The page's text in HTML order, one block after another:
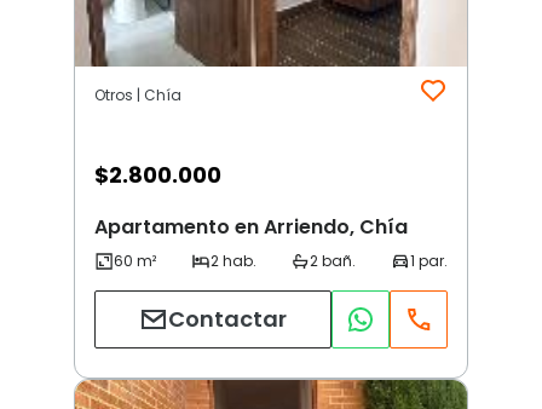
Otros | Chía
$2.800.000
Apartamento en Arriendo, Chía
Contactar